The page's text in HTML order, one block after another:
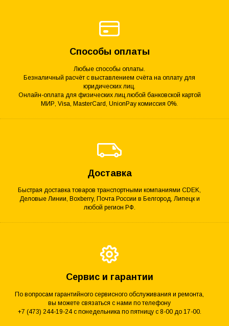
Способы оплаты
Любые способы оплаты.
Безналичный расчёт с выставлением счёта на оплату для
юридических лиц.
Онлайн-оплата для физических лиц любой банковской картой
МИР, Visa, MasterCard, UnionPay комиссия 0%.
Доставка
Быстрая доставка товаров транспортными компаниями CDEK,
Деловые Линии, Boxberry, Почта России в Белгород, Липецк и
любой регион РФ.
Сервис и гарантии
По вопросам гарантийного сервисного обслуживания и ремонта,
вы можете связаться с нами по телефону
+7 (473) 244-19-24 с понедельника по пятницу с 8-00 до 17-00.